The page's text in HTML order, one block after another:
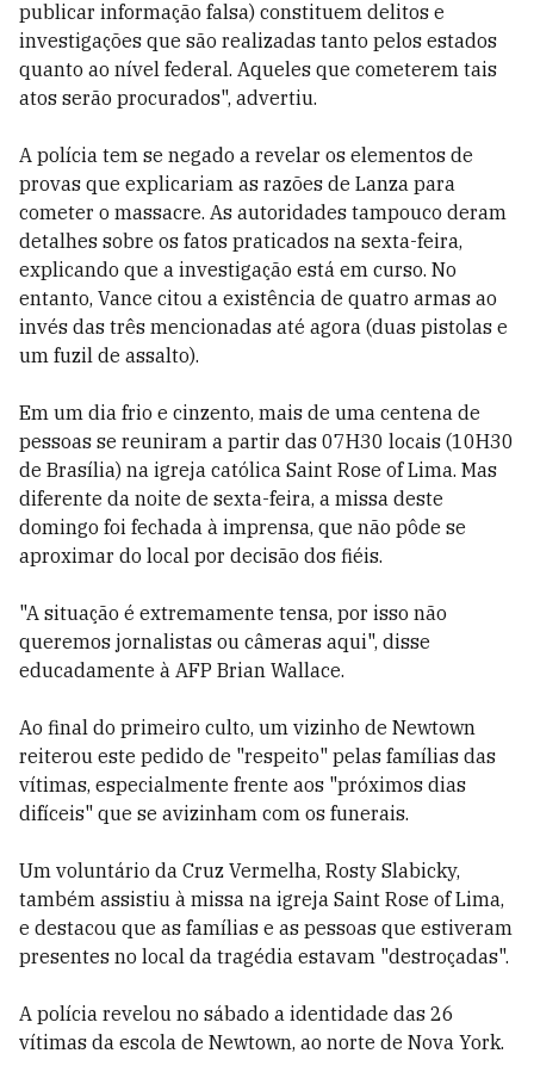
publicar informação falsa) constituem delitos e
investigações que são realizadas tanto pelos estados
quanto ao nível federal. Aqueles que cometerem tais
atos serão procurados", advertiu.
A polícia tem se negado a revelar os elementos de
provas que explicariam as razões de Lanza para
cometer o massacre. As autoridades tampouco deram
detalhes sobre os fatos praticados na sexta-feira,
explicando que a investigação está em curso. No
entanto, Vance citou a existência de quatro armas ao
invés das três mencionadas até agora (duas pistolas e
um fuzil de assalto).
Em um dia frio e cinzento, mais de uma centena de
pessoas se reuniram a partir das 07H30 locais (10H30
de Brasília) na igreja católica Saint Rose of Lima. Mas
diferente da noite de sexta-feira, a missa deste
domingo foi fechada à imprensa, que não pôde se
aproximar do local por decisão dos fiéis.
"A situação é extremamente tensa, por isso não
queremos jornalistas ou câmeras aqui", disse
educadamente à AFP Brian Wallace.
Ao final do primeiro culto, um vizinho de Newtown
reiterou este pedido de "respeito" pelas famílias das
vítimas, especialmente frente aos "próximos dias
difíceis" que se avizinham com os funerais.
Um voluntário da Cruz Vermelha, Rosty Slabicky,
também assistiu à missa na igreja Saint Rose of Lima,
e destacou que as famílias e as pessoas que estiveram
presentes no local da tragédia estavam "destroçadas".
A polícia revelou no sábado a identidade das 26
vítimas da escola de Newtown, ao norte de Nova York.